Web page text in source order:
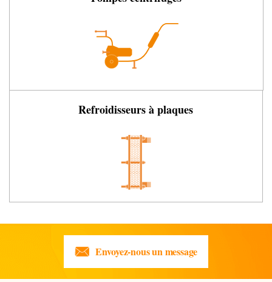
Refroidisseurs à plaques
Envoyez-nous un message